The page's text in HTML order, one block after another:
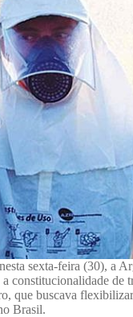
sexta-feira (30), a
constitucionalidade de
que buscava
Brasil.